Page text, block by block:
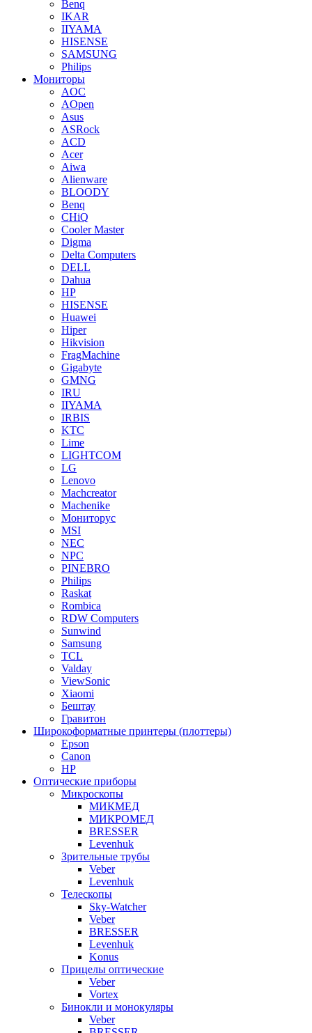
Benq
IKAR
IIYAMA
HISENSE
SAMSUNG
Philips
Мониторы
AOC
AOpen
Asus
ASRock
ACD
Acer
Aiwa
Alienware
BLOODY
Benq
CHiQ
Cooler Master
Digma
Delta Computers
DELL
Dahua
HP
HISENSE
Huawei
Hiper
Hikvision
FragMachine
Gigabyte
GMNG
IRU
IIYAMA
IRBIS
KTC
Lime
LIGHTCOM
LG
Lenovo
Machcreator
Machenike
Мониторус
MSI
NEC
NPC
PINEBRO
Philips
Raskat
Rombica
RDW Computers
Sunwind
Samsung
TCL
Valday
ViewSonic
Xiaomi
Бештау
Гравитон
Широкоформатные принтеры (плоттеры)
Epson
Canon
HP
Оптические приборы
Микроскопы
МИКМЕД
МИКРОМЕД
BRESSER
Levenhuk
Зрительные трубы
Veber
Levenhuk
Телескопы
Sky-Watcher
Veber
BRESSER
Levenhuk
Konus
Прицелы оптические
Veber
Vortex
Бинокли и монокуляры
Veber